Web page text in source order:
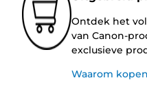
Ontdek het
van Canon-
exclusieve
Waarom